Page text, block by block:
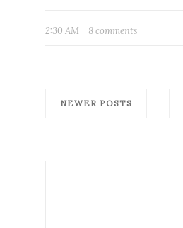
2:30 AM 8 comments
NEWER POSTS